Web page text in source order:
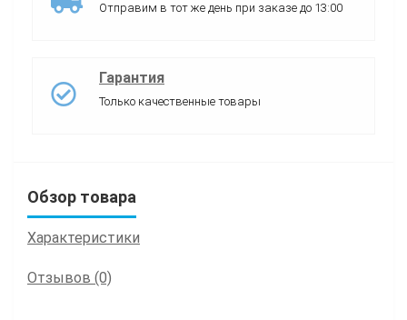
Отправим в тот же день при заказе до 13:00
Гарантия
Только качественные товары
Обзор товара
Характеристики
Отзывов (0)